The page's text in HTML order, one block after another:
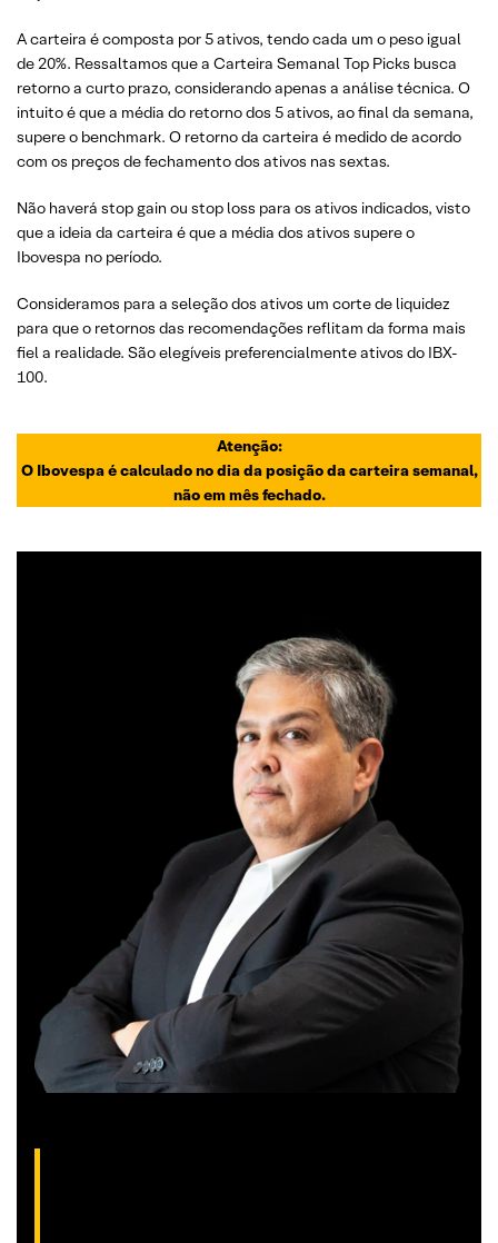
A carteira é composta por 5 ativos, tendo cada um o peso igual
de 20%. Ressaltamos que a Carteira Semanal Top Picks busca
retorno a curto prazo, considerando apenas a análise técnica. O
intuito é que a média do retorno dos 5 ativos, ao final da semana,
supere o benchmark. O retorno da carteira é medido de acordo
com os preços de fechamento dos ativos nas sextas.
Não haverá stop gain ou stop loss para os ativos indicados, visto
que a ideia da carteira é que a média dos ativos supere o
Ibovespa no período.
Consideramos para a seleção dos ativos um corte de liquidez
para que o retornos das recomendações reflitam da forma mais
fiel a realidade. São elegíveis preferencialmente ativos do IBX-
100.
Atenção:
O Ibovespa é calculado no dia da posição da carteira semanal,
não em mês fechado.